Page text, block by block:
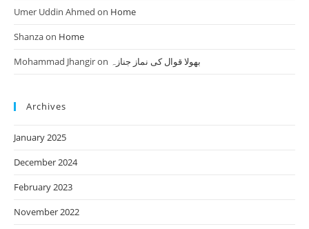
Umer Uddin Ahmed on Home
Shanzaon Home
Mohammad Jhangiron بھولا قوال کی نماز جنازہ
Archives
January 2025
December 2024
February 2023
November 2022